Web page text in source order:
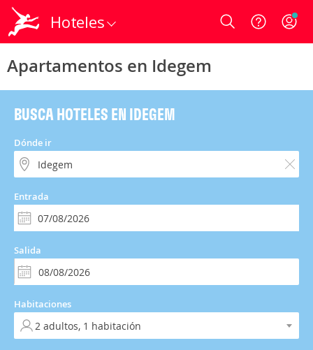
Hoteles Login
Apartamentos en Idegem
BUSCA HOTELES EN IDEGEM
Dónde ir
Entrada
Salida
Habitaciones